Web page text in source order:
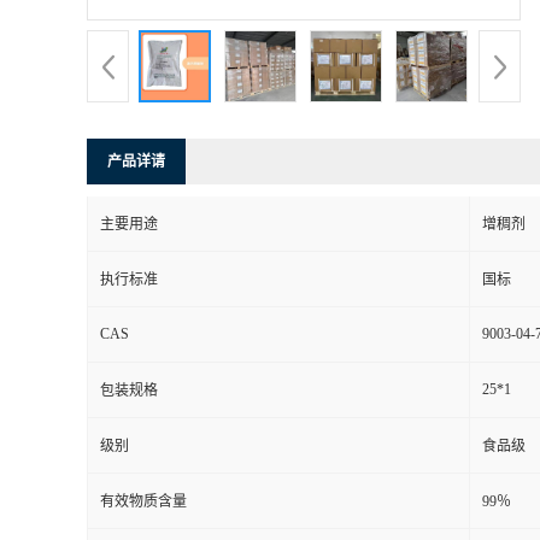
产品详请
主要用途 增稠剂
执行标准 国标
CAS 9003-04-
包装规格 25*1
级别 食品级
有效物质含量 99％